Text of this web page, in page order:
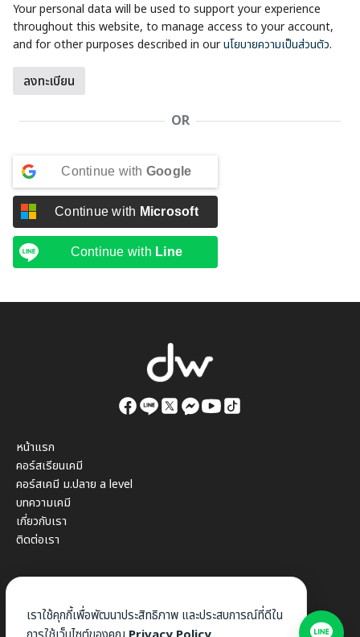
Your personal data will be used to support your experience
throughout this website, to manage access to your account,
and for other purposes described in ourนโยบายความเป็นส่วนตัว.
ลงทะเบียน
OR
Continue with Google
Continue with Microsoft
Continue with Line
หน้าแรก
คอร์สเรียนเคมี
คอร์สเคมี ม.ปลาย a level
บทความเคมี
เกี่ยวกับเรา
ติดต่อเรา
เราใช้คุกกี้เพื่อพัฒนาประสิทธิภาพ และประสบการณ์ที่ดีใน